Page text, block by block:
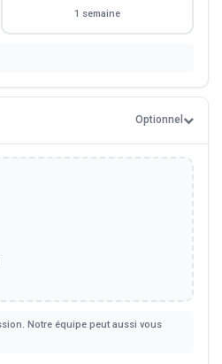
1 semaine
Optionnel
Notre équipe peut aussi vous